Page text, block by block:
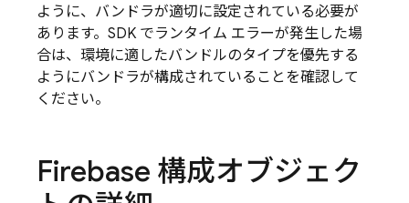
ように、バンドラが適切に設定されている必要が
あります。SDK でランタイム エラーが発生した場
合は、環境に適したバンドルのタイプを優先する
ようにバンドラが構成されていることを確認して
ください。
Firebase 構成オブジェク